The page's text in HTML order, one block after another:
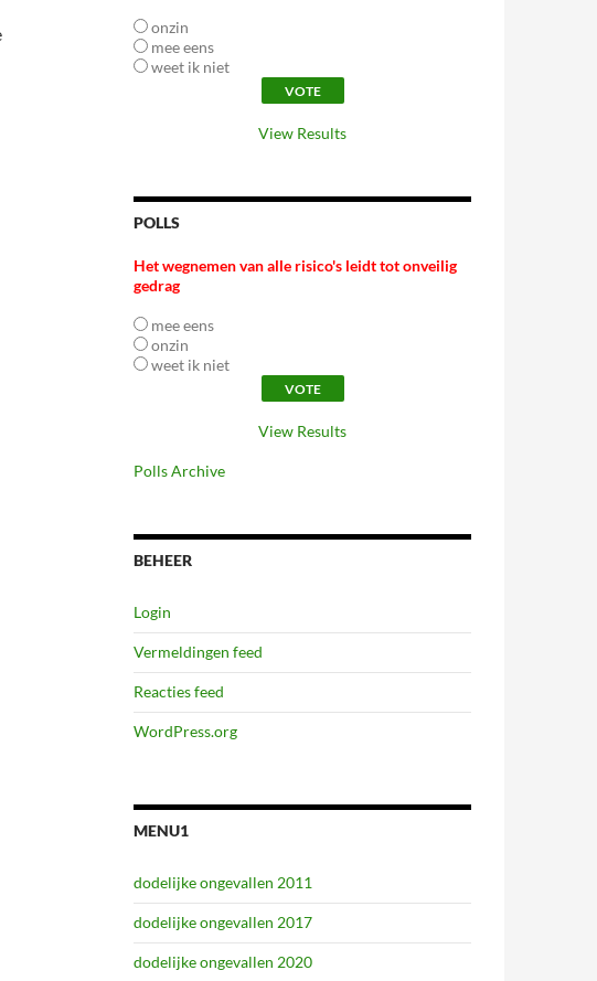
onzin
mee eens
weet ik niet
View Results
POLLS
Het wegnemen van alle risico's leidt tot onveilig
gedrag
mee eens
onzin
weet ik niet
View Results
Polls Archive
BEHEER
Login
Vermeldingen feed
Reacties feed
WordPress.org
MENU1
dodelijke ongevallen 2011
dodelijke ongevallen 2017
dodelijke ongevallen 2020